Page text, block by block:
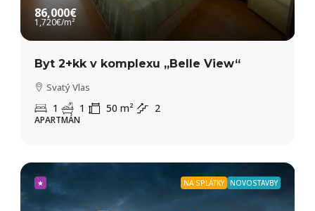
86,000€
1,720€/m²
Byt 2+kk v komplexu „Belle View“
Svatý Vlas
1 1 50 m² 2
APARTMÁN
★ NA SPLÁTKY NOVOSTAVBY